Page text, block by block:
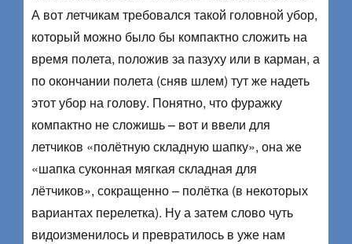
А вот летчикам требовался такой головной убор,
который можно было бы компактно сложить на
время полета, положив за пазуху или в карман, а
по окончании полета (сняв шлем) тут же надеть
этот убор на голову. Понятно, что фуражку
компактно не сложишь – вот и ввели для
летчиков «полётную складную шапку», она же
«шапка суконная мягкая складная для
лётчиков», сокращенно – полётка (в некоторых
вариантах перелетка). Ну а затем слово чуть
видоизменилось и превратилось в уже нам